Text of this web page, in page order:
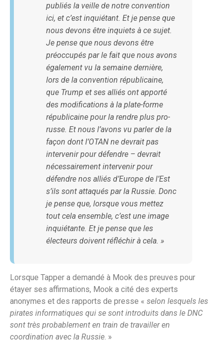
publiés la veille de notre convention
ici, et c’est inquiétant. Et je pense que
nous devons être inquiets à ce sujet.
Je pense que nous devons être
préoccupés par le fait que nous avons
également vu la semaine dernière,
lors de la convention républicaine,
que Trump et ses alliés ont apporté
des modifications à la plate-forme
républicaine pour la rendre plus pro-
russe. Et nous l’avons vu parler de la
façon dont l’OTAN ne devrait pas
intervenir pour défendre – devrait
nécessairement intervenir pour
défendre nos alliés d’Europe de l’Est
s’ils sont attaqués par la Russie. Donc
je pense que, lorsque vous mettez
tout cela ensemble, c’est une image
inquiétante. Et je pense que les
électeurs doivent réfléchir à cela. »
Lorsque Tapper a demandé à Mook des preuves pour
étayer ses affirmations, Mook a cité des experts
anonymes et des rapports de presse « selon lesquels les
pirates informatiques qui se sont introduits dans le DNC
sont très probablement en train de travailler en
coordination avec la Russie . »